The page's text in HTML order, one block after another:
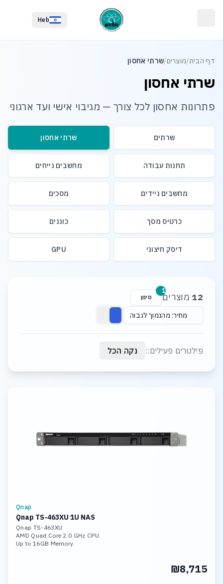
Heb
דף הבית/מוצרים/שרתי אחסון
שרתי אחסון
פתרונות אחסון לכל צורך — מגיבוי אישי ועד ארגוני
שרתים שרתי אחסון
תחנות עבודה מחשבים נייחים
מחשבים ניידים מסכים
כרטיס מסך כוננים
דיסק חיצוני GPU
12 מוצרים סינון
1
מחיר: מהנמוך לגבוה
פילטרים פעילים:: נקה הכל
Qnap
Qnap TS-463XU 1U NAS
Qnap TS-463XU
AMD Quad Core 2.0 GHz CPU
Up to 16GB Memory
₪8,715